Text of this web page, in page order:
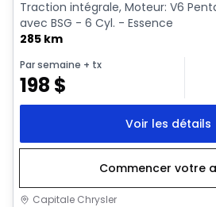
Traction intégrale, Moteur: V6
avec BSG - 6 Cyl. - Essence
285 km
Par semaine + tx
198 $
Voir les détails
Commencer votre
Capitale Chrysler